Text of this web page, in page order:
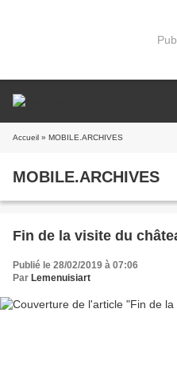
Accueil » MOBILE.ARCHIVES
MOBILE.ARCHIVES
Fin de la visite du
Publié le 28/02/2019 à 07:06
Par Lemenuisiart